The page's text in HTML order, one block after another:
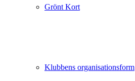
Grönt Kort
Klubbens organisationsform